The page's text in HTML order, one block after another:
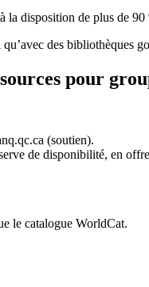
à la disposition de plus de
des bibliothèques
pour
(soutien).
de disponibilité, en
le catalogue WorldCat.